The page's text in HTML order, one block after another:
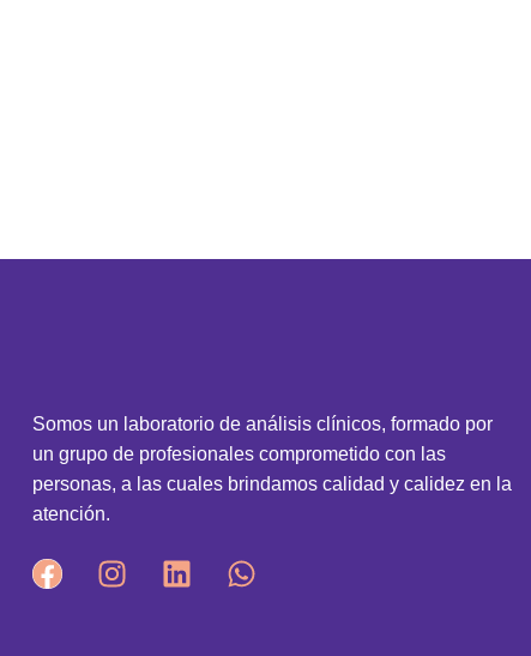
Somos un laboratorio de análisis clínicos, formado por
un grupo de profesionales comprometido con las
personas, a las cuales brindamos calidad y calidez en la
atención.